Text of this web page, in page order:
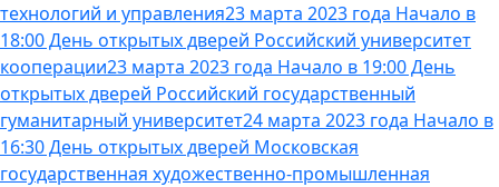
технологий и управления23 марта 2023 года Начало в
18:00 День открытых дверей Российский университет
кооперации23 марта 2023 года Начало в 19:00 День
открытых дверей Российский государственный
гуманитарный университет24 марта 2023 года Начало в
16:30 День открытых дверей Московская
государственная художественно-промышленная